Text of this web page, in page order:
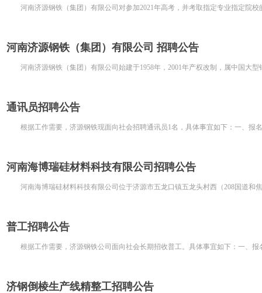
河南济源钢铁（集团）有限公司对参加2021年高考，并考取指定专业指定院
河南济源钢铁（集团）有限公司 招聘公告
河南济源钢铁（集团）有限公司始建于1958年，2001年产权改制，属中国大
通讯员招聘公告
根据工作需要，济源钢铁现面向社会招聘通讯员1名，具体事宜如下：一、报
河南海博瑞硅材料科技有限公司招聘公告
河南海博瑞硅材料科技有限公司位于济源市五龙口镇五龙头村西（208国道和
普工招聘公告
根据工作需要，济源钢铁公司面向社会长期招收普工。具体事宜如下：一、
济钢倒棱生产线精整工招聘公告